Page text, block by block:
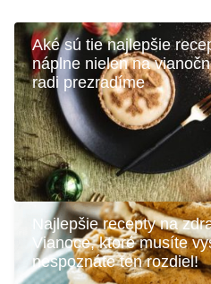
Aké sú tie najlepšie
náplne nielen na
radi prezradíme
Najlepšie recepty na
Vianoce, ktoré musíte
nespoznáte ten rozdiel!